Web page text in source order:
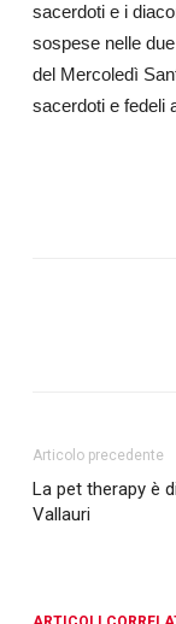
sacerdoti e i
sospese nelle
del Mercoledì
sacerdoti e fedeli
Articolo precedente
La pet therapy è
Vallauri